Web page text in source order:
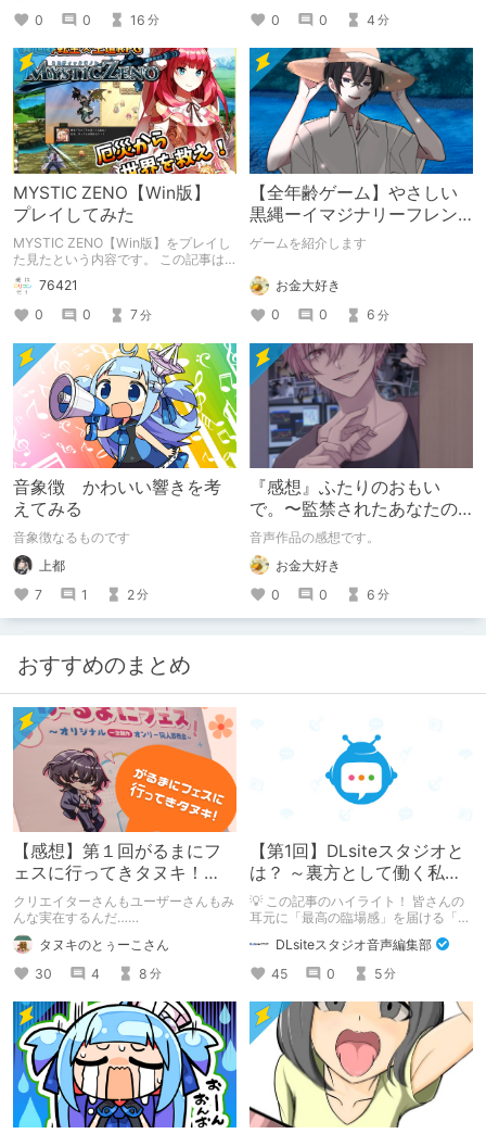
0
0 16 分
0
0 4 分
MYSTIC ZENO【Win版】
プレイしてみた
MYSTIC ZENO【Win版】をプレイし
た見たという内容です。 この記事は
通常のクリエイターズ記事です。
76421
0
0 7分
【全年齢ゲーム】やさしい
黒縄ーイマジナリーフレン
ドの「彼」と過ごすおぼん
ゲームを紹介します
お金大好き
0
0 6 分
音象徴 かわいい響きを考
えてみる
音象徴なるものです
上都
7
1 2分
『感想』ふたりのおもい
で。〜監禁されたあなたの
末路〜【がるまに限定特典
付き】
音声作品の感想です。
お金大好き
0
0 6 分
おすすめのまとめ
【感想】第１回がるまにフ
ェスに行ってきタヌキ！
【レポ】
クリエイターさんもユーザーさんもみ
んな実在するんだ……
タヌキのとぅーこさん
30
4 8 分
【第1回】DLsiteスタジオと
は？ ～裏方として働く私た
ちの紹介
💡 この記事のハイライト！ 皆さんの
耳元に「最高の臨場感」を届ける「サ
ウンドエンジニアの仕事」のリアルな
舞台裏を大公開！ スマートな専門
職……と思いきや、実態は「音の変態
（褒め言葉）」が集まるチーム！？
成人男性スタッフがダミヘに抱きつ
き、スタジオにアダルトグッズが転が
る超大真面目な理由とは？ クオリテ
ィ向上のための、ちょっとシュールな
（？）試行錯誤をたっぷりご紹介しま
す！
DLsiteスタジオ音声編集部
45
0 5分